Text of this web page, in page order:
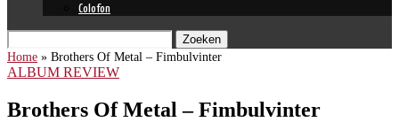
Colofon
Zoeken
Home » Brothers Of Metal – Fimbulvinter
ALBUM REVIEW
Brothers Of Metal – Fimbulvinter